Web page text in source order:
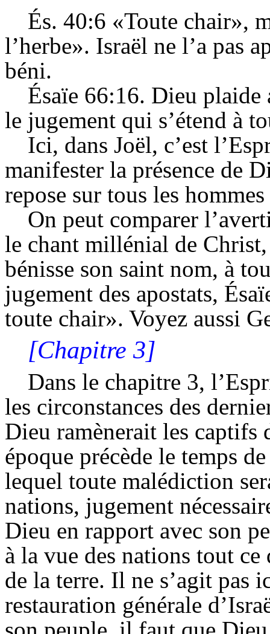
És. 40:6 «Toute chair»,
l’herbe». Israël ne l’a pas
béni.
Ésaïe 66:16. Dieu plaide
le jugement qui s’étend à
Ici, dans Joël, c’est
manifester la présence de
repose sur tous les
On peut comparer
le chant millénial de
bénisse son saint nom, à
jugement des apostats,
toute chair». Voyez aussi
[Chapitre 3]
Dans le chapitre 3,
les circonstances des
Dieu ramènerait les captifs
époque précède le temps
lequel toute malédiction
nations, jugement
Dieu en rapport avec son
à la vue des nations tout
de la terre. Il ne s’agit pas
restauration générale